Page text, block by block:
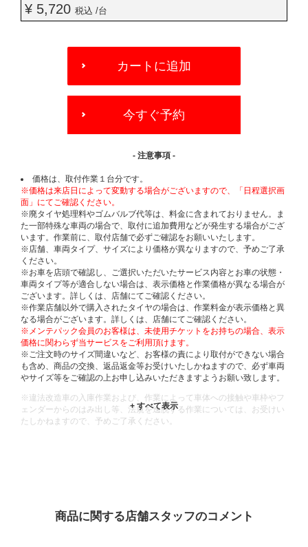
¥ 5,720 税込 /台
OPTIONS
カートに追加
今すぐ予約
- 注意事項 -
価格は、取付作業１台分です。
※価格は来店日によって変動する場合がございますので、「日程選択画
面」にてご確認ください。
※廃タイヤ処理料やゴムバルブ代等は、料金に含まれておりません。ま
た一部特殊な車両の場合で、取付に追加費用などが発生する場合がござ
います。作業前に、取付店舗で必ずご確認をお願いいたします。
※店舗、車両タイプ、サイズにより価格が異なりますので、予めご了承
ください。
※お車を店頭で確認し、ご選択いただいたサービス内容とお車の状態・
車両タイプ等が適合しない場合は、表示価格と作業価格が異なる場合が
ございます。詳しくは、店舗にてご確認ください。
※作業店舗以外で購入されたタイヤの場合は、作業料金が表示価格と異
なる場合がございます。詳しくは、店舗にてご確認ください。
※メンテパック会員のお客様は、未使用チケットをお持ちの場合、表示
価格に関わらず当サービスをご利用頂けます。
※ご注文時のサイズ間違いなど、お客様の責により取付ができない場合
も含め、商品の交換、返品返金等お受けいたしかねますので、必ず車両
やサイズ等をご確認の上お申し込みいただきますようお願い致します。
※違法改造車の入庫作業および、作業によって車体への接触や車枠やフ
ェンダーからのはみ出し等、法規を逸脱する作業については、お受けい
たしかねますので、予めご了承ください。
商品に関する店舗スタッフのコメント